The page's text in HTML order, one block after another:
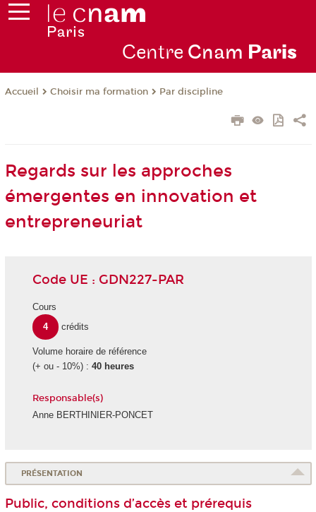
Centre Cnam Paris
Accueil Choisir ma formation Par discipline
Regards sur les approches
émergentes en innovation et
entrepreneuriat
Code UE : GDN227-PAR
Cours
4
crédits
Volume horaire de référence
(+ ou - 10%) : 40 heures
Responsable(s)
Anne BERTHINIER-PONCET
PRÉSENTATION
Public, conditions d’accès et prérequis